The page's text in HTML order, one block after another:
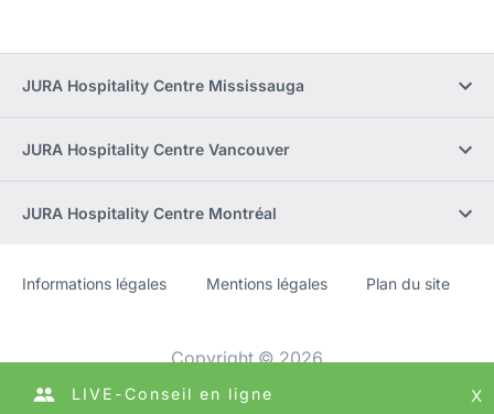
JURA Hospitality Centre Mississauga
JURA Hospitality Centre Vancouver
JURA Hospitality Centre Montréal
Site
[Website
Informations légales Mentions légales Plan du site
Copyright © 2026
LIVE-Conseil en ligne